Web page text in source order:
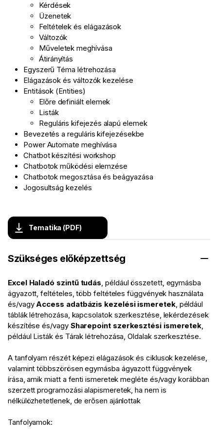
Kérdések
Üzenetek
Feltételek és elágazások
Változók
Műveletek meghívása
Átirányítás
Egyszerű Téma létrehozása
Elágazások és változók kezelése
Entitások (Entities)
Előre definiált elemek
Listák
Reguláris kifejezés alapú elemek
Bevezetés a reguláris kifejezésekbe
Power Automate meghívása
Chatbot készítési workshop
Chatbotok működési elemzése
Chatbotok megosztása és beágyazása
Jogosultság kezelés
Tematika (PDF)
Szükséges előképzettség
Excel Haladó szintű tudás, például összetett, egymásba
ágyazott, feltételes, több feltételes függvények használata
és/vagyAccess adatbázis kezelési ismeretek, például
táblák létrehozása, kapcsolatok szerkesztése, lekérdezések
készítése és/vagy Sharepoint szerkesztési ismeretek,
például Listák és Tárak létrehozása, Oldalak szerkesztése.
A tanfolyam részét képezi elágazások és ciklusok kezelése,
valamint többszörösen egymásba ágyazott függvények
írása, amik miatt a fenti ismeretek megléte és/vagy korábban
szerzett programozási alapismeretek, ha nem is
nélkülözhetetlenek, de erősen ajánlottak
Tanfolyamok: